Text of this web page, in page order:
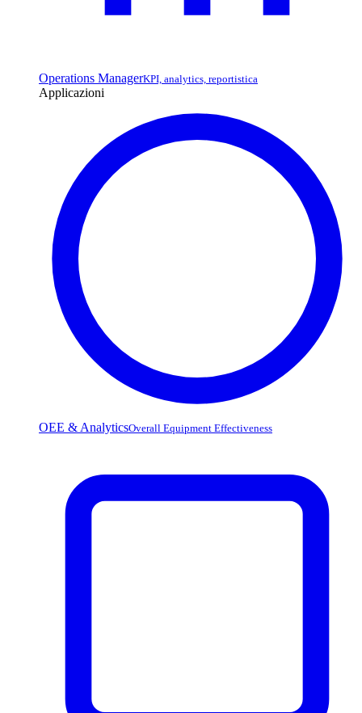
Operations ManagerKPI, analytics, reportistica
Applicazioni
OEE & AnalyticsOverall Equipment Effectiveness